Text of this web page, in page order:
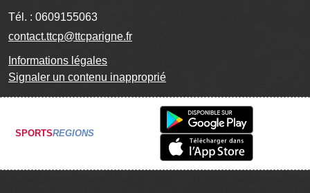
Tél. : 0609155063
contact.ttcp@ttcparigne.fr
Informations légales
Signaler un contenu inapproprié
SPORTSREGIONS